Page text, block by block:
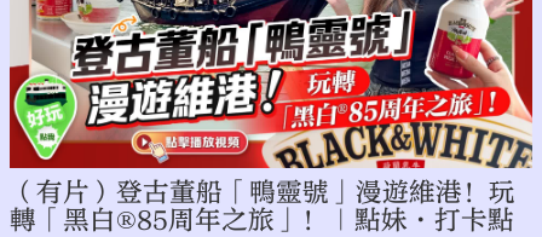
（有片）登古董船「鴨靈號」漫遊維港！玩
轉「黑白®85周年之旅」！｜點妹•打卡點